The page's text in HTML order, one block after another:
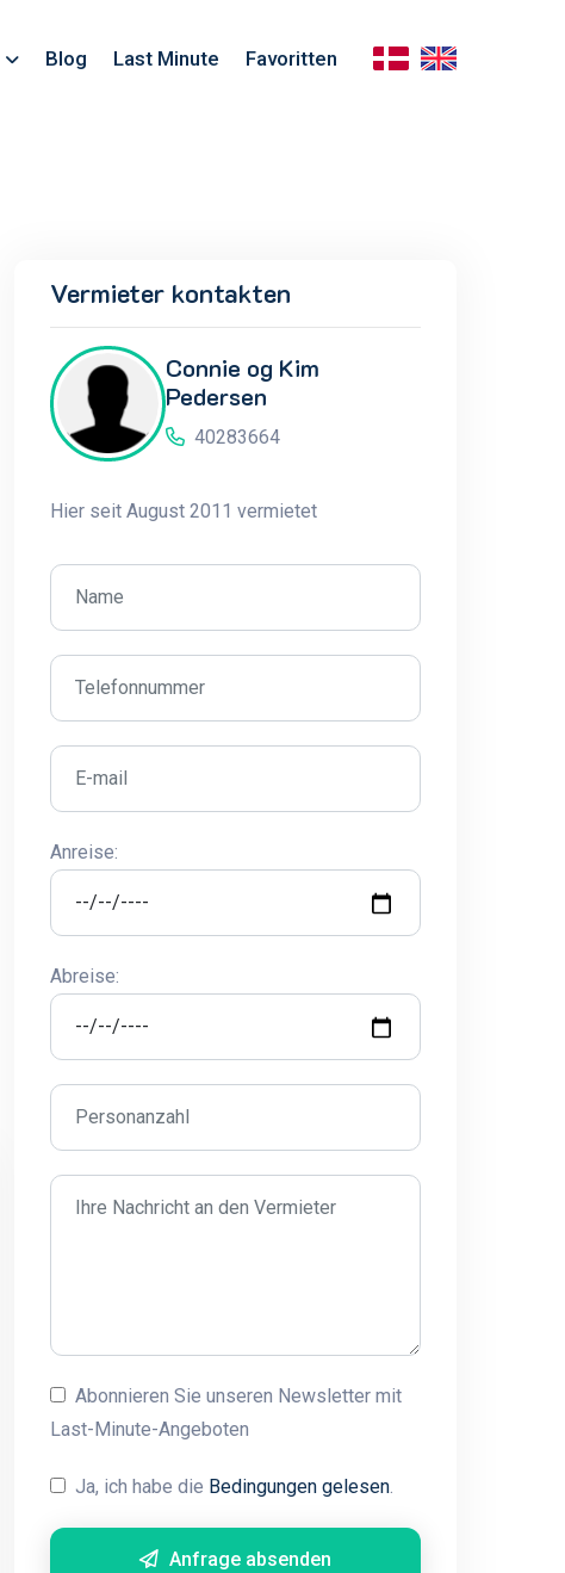
Blog Last Minute Favoritten
Vermieter kontakten
Connie og Kim
Pedersen
40283664
Hier seit August 2011 vermietet
Anreise:
Abreise:
Abonnieren Sie unseren Newsletter mit
Last-Minute-Angeboten
Ja, ich habe die Bedingungen gelesen.
Anfrage absenden